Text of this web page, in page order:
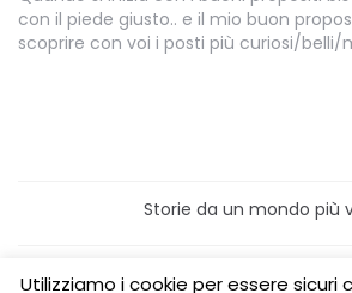
con il piede giusto.. e il mio buon
scoprire con voi i posti più curiosi/belli/
Storie da un mondo più
Home
Turismo
Utilizziamo i cookie per essere sicuri